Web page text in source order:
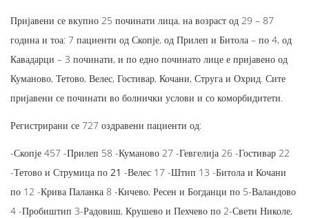
Пријавени се вкупно 25 починати лица, на возраст од 29 – 87
година и тоа: 7 пациенти од Скопје, од Прилеп и Битола – по 4, од
Кавадарци – 3 починати, и по едно починато лице е пријавено од
Куманово, Тетово, Велес, Гостивар, Кочани, Струга и Охрид. Сите
пријавени се починати во болнички услови и со коморбидитети.
Регистрирани се 727 оздравени пациенти од:
-Скопје 457 -Прилеп 58 -Куманово 27 -Гевгелија 26 -Гостивар 22
-Тетово и Струмица по 21 -Велес 17 -Штип 13 -Битола и Кочани
по 12 -Крива Паланка 8 -Кичево, Ресен и Богданци по 5-Валандово
4 -Пробиштип 3-Радовиш, Крушево и Пехчево по 2-Свети Николе,